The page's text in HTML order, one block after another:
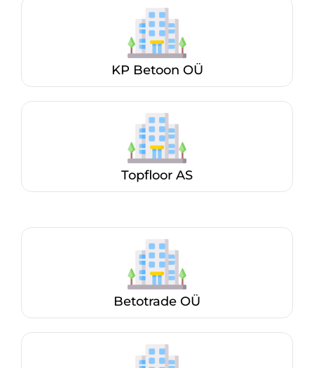
KP Betoon OÜ
Topfloor AS
Betotrade OÜ